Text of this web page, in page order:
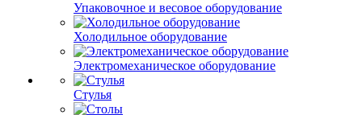
Упаковочное и весовое оборудование
Холодильное оборудование
Электромеханическое оборудование
Стулья